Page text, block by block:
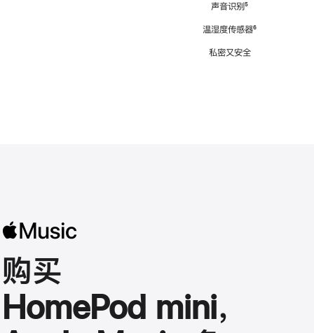
声音识别脚
⁵
温湿度传感器脚
⁶
私密又安全
购买
HomePod mini，